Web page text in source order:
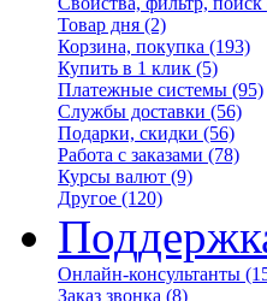
Товар дня (2)
Корзина, покупка (193)
Купить в 1 клик (5)
Платежные системы (95)
Службы доставки (56)
Подарки, скидки (56)
Работа с заказами (78)
Курсы валют (9)
Другое (120)
Онлайн-консультанты
Заказ звонка (8)